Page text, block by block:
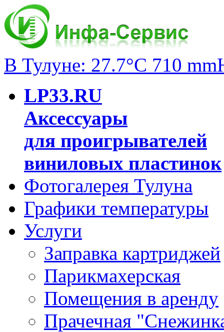
В Тулуне: 27.7°C 710
LP33.RU
Аксессуары
для проигрывателей
виниловых пластинок
Фотогалерея Тулуна
Графики температуры
Услуги
Заправка картриджей
Парикмахерская
Помещения в аренду
Прачечная